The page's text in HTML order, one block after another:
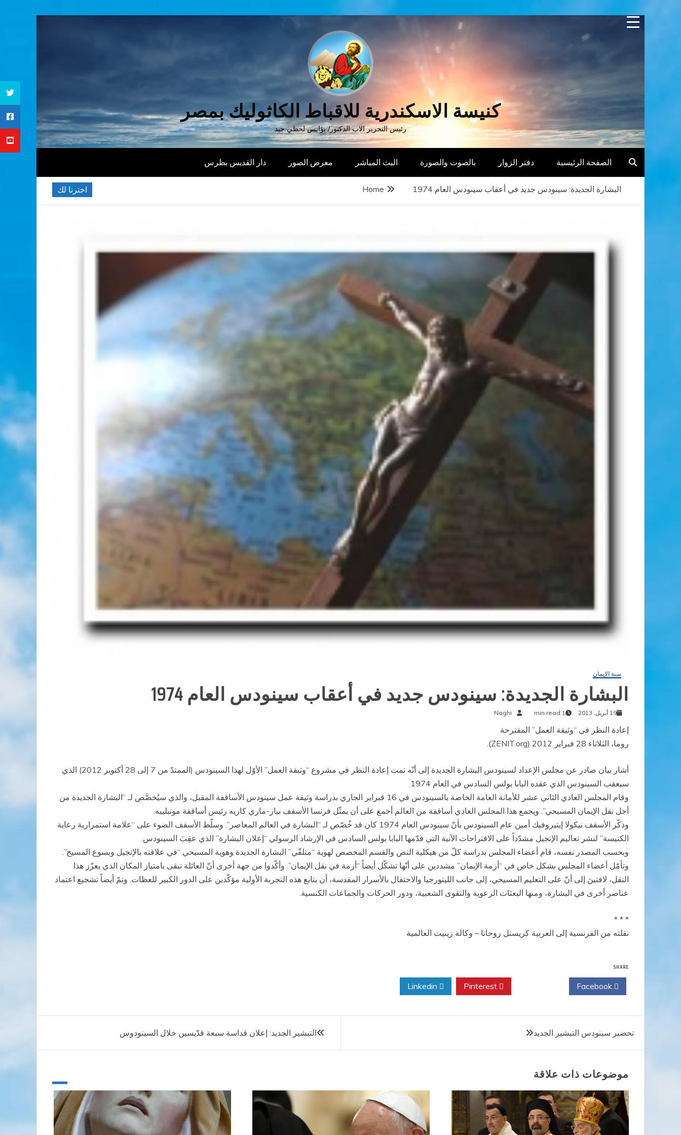
Skip
كنيسة الاسكندرية للاقباط الكاثوليك بمصر
رئيس التحرير الاب الدكتور/ يؤانس لحظي جيد
الصفحة الرئيسية دفتر الزوار بالصوت والصورة البث المباشر معرض الصور دار القديس بطرس
اخترنا لك Home البشارة الجديدة: سينودس جديد في أعقاب سينودس العام 1974
سنة الإيمان
البشارة الجديدة: سينودس جديد في أعقاب سينودس العام 1974
19 أبريل, 2013 1 min read
Naghi
إعادة النظر في “وثيقة العمل” المقترحة
روما، الثلاثاء 28 فبراير 2012 (ZENIT.org).
أشار بيان صادر عن مجلس الإعداد لسينودس البشارة الجديدة إلى أنّه تمت إعادة النظر في مشروع “وثيقة العمل” الأوّل لهذا السينودس (الممتدّ من 7 إلى 28 أكتوبر 2012) الذي
سيعقب السينودس الذي عقده البابا بولس السادس في العام 1974.
وقام المجلس العادي الثاني عشر للأمانة العامة الخاصة بالسينودس في 16 فبراير الجاري بدراسة وثيقة عمل سينودس الأساقفة المقبل، والذي سيُخصَّص لـ “البشارة الجديدة من
أجل نقل الإيمان المسيحي”. ويجمع هذا المجلس العادي أساقفة من العالم أجمع على أن يمثّل فرنسا الأسقف بيار-ماري كاريه رئيس أساقفة مونبلييه.
وذكّر الأسقف نيكولا إيتيروفيك أمين عام السينودس بأنّ سينودس العام 1974 كان قد خُصّص لـ “البشارة في العالم المعاصر”. وسلّط الأسقف الضوء على “علامة استمرارية رعاية
الكنيسة” لنشر تعاليم الإنجيل مشدّداً على الاقتراحات الآنية التي قدّمها البابا بولس السادس في الإرشاد الرسولي “إعلان البشارة” الذي عقِبَ السينودس.
وبحسب المصدر نفسه، قام أعضاء المجلس بدراسة كلّ من هيكلية النص والقسم المخصص لهوية “متلقّي” البشارة الجديدة وهوية المسيحي “في علاقته بالإنجيل وبسوع المسيح”.
وتأمّل أعضاء المجلس بشكل خاص في “أزمة الإيمان” مشددين على أنّها تشكّل أيضاً “أزمة في نقل الإيمان”. وأكّدوا من جهة أخرى أنّ العائلة تبقى بامتياز المكان الذي يعزّز هذا
النقل، لافتينَ إلى أنّ على التعليم المسيحي، إلى جانب الليتورجيا والاحتفال بالأسرار المقدسة، أن يتابع هذه التجربة الأولية مؤكّدين على الدور الكبير للعظات. وتمّ أيضاً تشجيع اعتماد
عناصر أخرى في البشارة، ومنها البعثات الرعوية والتقوى الشعبية، ودور الحركات والجماعات الكنسية.
* * *
نقلته من الفرنسية إلى العربية كريستل روحانا – وكالة زينيت العالمية
SHARE
تصفّح
المقالات
التبشير الجديد: إعلان قداسة سبعة قدّيسين خلال السينودوس تحضير سينودس التبشير الجديد
موضوعات ذات علاقة